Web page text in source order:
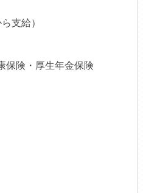
支給）
保険・厚生年金保険